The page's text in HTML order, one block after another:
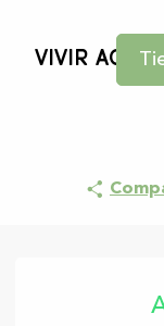
VIVIR AQUÍ